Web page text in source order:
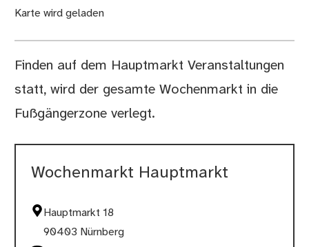
Karte wird geladen
Finden auf dem Hauptmarkt Veranstaltungen
statt, wird der gesamte Wochenmarkt in die
Fußgängerzone verlegt.
Wochenmarkt Hauptmarkt
Hauptmarkt 18
90403 Nürnberg